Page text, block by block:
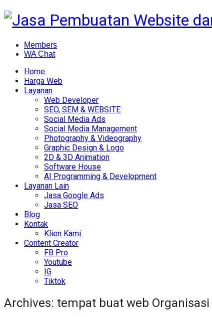
Members
WA Chat
Home
Harga Web
Layanan
Web Developer
SEO, SEM & WEBSITE
Social Media Ads
Social Media Management
Photography & Videography
Graphic Design & Logo
2D & 3D Animation
Software House
AI Programming & Development
Layanan Lain
Jasa Google Ads
Jasa SEO
Blog
Kontak
Klien Kami
Content Creator
FB Pro
Youtube
IG
Tiktok
Archives: tempat buat web Organisasi